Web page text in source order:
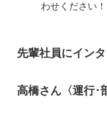
わせください！
先輩社員にイン
高橋さん〈運行･